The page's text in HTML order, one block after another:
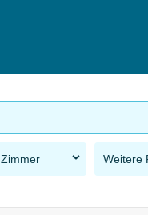
Zimmer Weitere